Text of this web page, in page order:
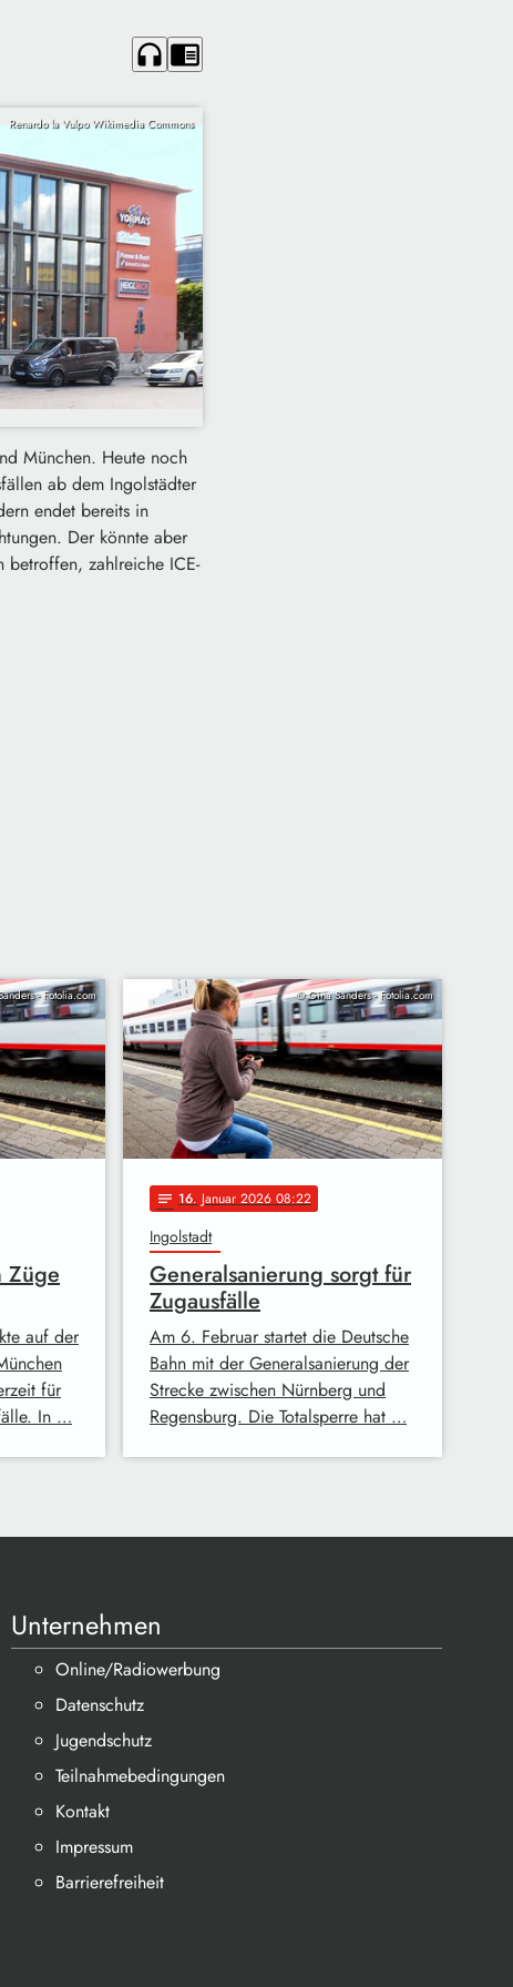
headphones chrome_reader_mode
Renardo la Vulpo Wikimedia Commons
München. Heute noch
ab dem Ingolstädter
endet bereits in
Der könnte aber
zahlreiche ICE-
- Fotolia.com
Züge
auf der
für
In …
© Gina Sanders - Fotolia.com
notes 16. Januar 2026 08:22
Ingolstadt
Generalsanierung sorgt für
Zugausfälle
Am 6. Februar startet die Deutsche
Bahn mit der Generalsanierung der
Strecke zwischen Nürnberg und
Regensburg. Die Totalsperre hat …
Unternehmen
Online/Radiowerbung
Datenschutz
Jugendschutz
Teilnahmebedingungen
Kontakt
Impressum
Barrierefreiheit